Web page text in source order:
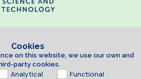
Cookies
on this website, we use our own and
party cookies.
Analytical
Functional